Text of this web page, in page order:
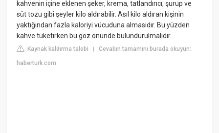
kahvenin içine eklenen şeker, krema, tatlandırıcı, şurup ve
süt tozu gibi şeyler kilo aldırabilir. Asıl kilo aldıran kişinin
yaktığından fazla kaloriyi vücuduna almasıdır. Bu yüzden
kahve tüketirken bu göz önünde bulundurulmalıdır.
Kaynak kaldırma talebi |Cevabın tamamını burada okuyun:
haberturk.com